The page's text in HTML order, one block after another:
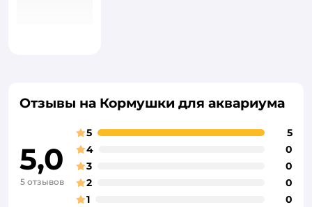
Отзывы на Кормушки для аквариума
5,0
5 отзывов
5
5
4
0
3
0
2
0
1
0